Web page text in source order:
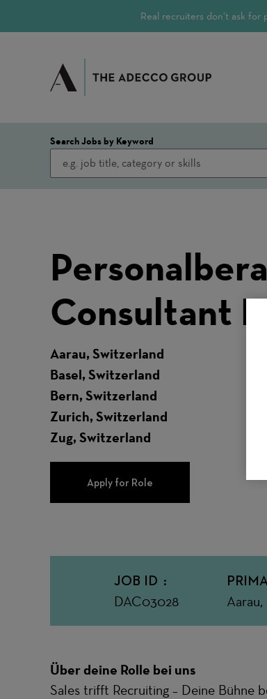
Real recruiters don’t ask
Search Jobs by Keyword
Consultant
Aarau, Switzerland
Basel, Switzerland
Bern, Switzerland
Zurich, Switzerland
Zug, Switzerland
Apply for Role
JOB ID
DAC03028
Über deine Rolle bei uns
Sales trifft Recruiting – Deine Bühne